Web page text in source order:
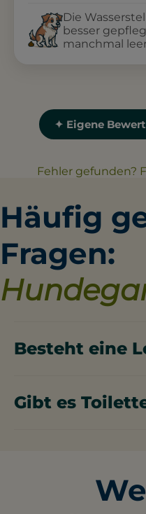
Die
besser
manchmal
✦ Eigene
Fehler gefunden?
Häufig
Fragen:
Besteht eine
Gibt es